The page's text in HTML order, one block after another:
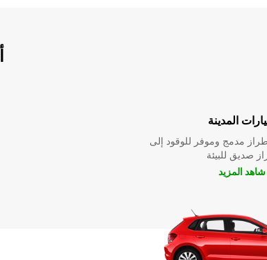
المدينة
مدمج وموفر للوقود إلى
صديق للبيئة
شاهد المزيد